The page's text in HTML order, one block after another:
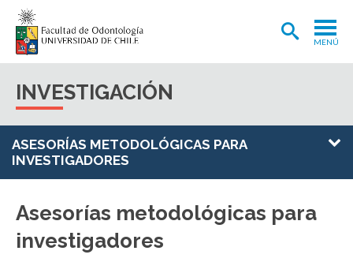
MENÚ
ADMISIÓN
POSTGRADOS Y POSTÍTULOS
EXTENSIÓN
INTERNACIONAL
INVESTIGACIÓN
ASESORÍAS METODOLÓGICAS PARA
INVESTIGADORES
Asesorías metodológicas para
investigadores